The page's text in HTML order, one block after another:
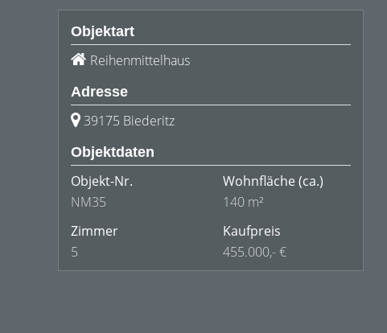
Objektart
Reihenmittelhaus
Adresse
39175 Biederitz
Objektdaten
Objekt-Nr.
NM35
Wohnfläche (ca.)
140 m²
Zimmer
5
Kaufpreis
455.000,- €